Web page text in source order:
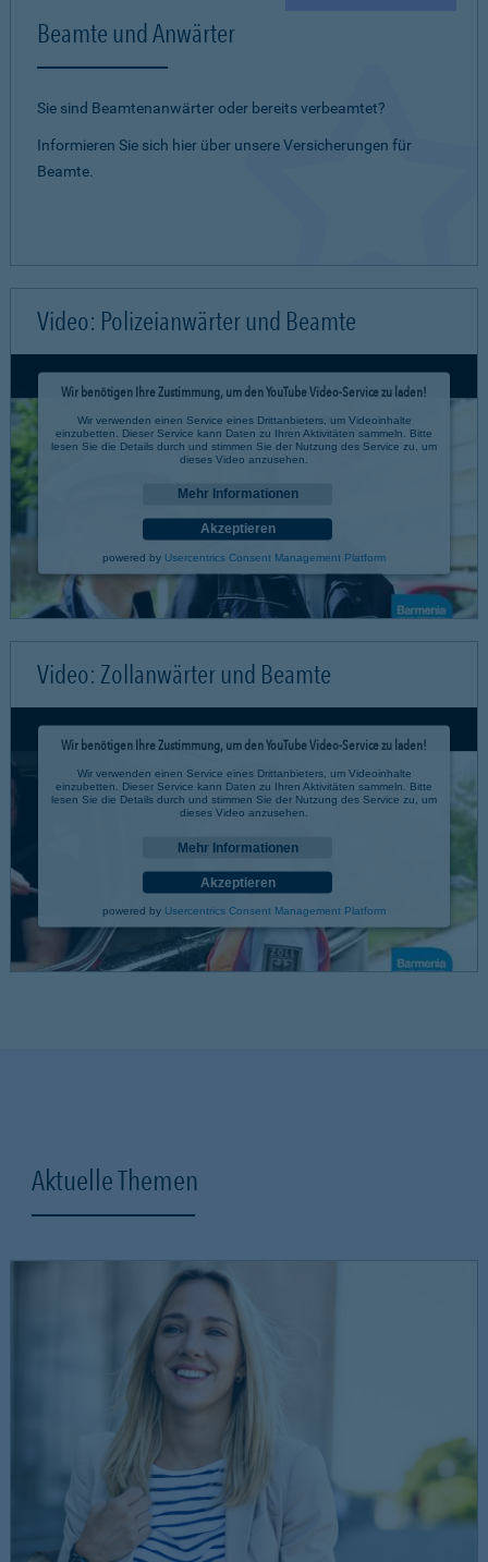
Beamte und Anwärter
Sie sind Beamtenanwärter oder bereits verbeamtet?
Informieren Sie sich hier über unsere Versicherungen für
Beamte.
Video: Polizeianwärter und Beamte
Wir benötigen Ihre Zustimmung, um den YouTube Video-Service zu laden!
Wir verwenden einen Service eines Drittanbieters, um Videoinhalte
einzubetten. Dieser Service kann Daten zu Ihren Aktivitäten sammeln. Bitte
lesen Sie die Details durch und stimmen Sie der Nutzung des Service zu, um
dieses Video anzusehen.
Mehr Informationen
Akzeptieren
powered by Usercentrics Consent Management Platform
Video: Zollanwärter und Beamte
Wir benötigen Ihre Zustimmung, um den YouTube Video-Service zu laden!
Wir verwenden einen Service eines Drittanbieters, um Videoinhalte
einzubetten. Dieser Service kann Daten zu Ihren Aktivitäten sammeln. Bitte
lesen Sie die Details durch und stimmen Sie der Nutzung des Service zu, um
dieses Video anzusehen.
Mehr Informationen
Akzeptieren
powered by Usercentrics Consent Management Platform
Aktuelle Themen